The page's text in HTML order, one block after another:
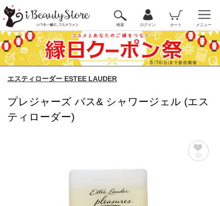
検索 ログイン カート メニュー
エスティローダー ESTEE LAUDER
プレジャーズ バス& シャワージェル (エス
ティローダー)
10